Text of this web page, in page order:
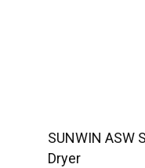
SUNWIN ASW
Dryer